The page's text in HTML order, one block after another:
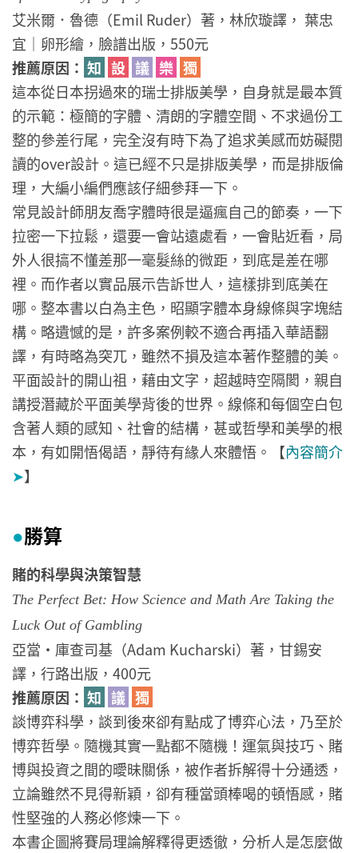
艾米爾．魯德（Emil Ruder）著，林欣璇譯， 葉忠
宜｜卵形繪，臉譜出版，550元
推薦原因： 知 設 議 樂 獨
這本從日本拐過來的瑞士排版美學，自身就是最本質
的示範：極簡的字體、清朗的字體空間、不求過份工
整的參差行尾，完全沒有時下為了追求美感而妨礙閱
讀的over設計。這已經不只是排版美學，而是排版倫
理，大編小編們應該仔細參拜一下。
常見設計師朋友喬字體時很是逼瘋自己的節奏，一下
拉密一下拉鬆，還要一會站遠處看，一會貼近看，局
外人很搞不懂差那一毫髮絲的微距，到底是差在哪
裡。而作者以實品展示告訴世人，這樣排到底美在
哪。整本書以白為主色，昭顯字體本身線條與字塊結
構。略遺憾的是，許多案例較不適合再插入華語翻
譯，有時略為突兀，雖然不損及這本著作整體的美。
平面設計的開山祖，藉由文字，超越時空隔閡，親自
講授潛藏於平面美學背後的世界。線條和每個空白包
含著人類的感知、社會的結構，甚或哲學和美學的根
本，有如開悟偈語，靜待有緣人來體悟。【內容簡介
➤】
●勝算
賭的科學與決策智慧
The Perfect Bet: How Science and Math Are Taking the
Luck Out of Gambling
亞當・庫查司基（Adam Kucharski）著，甘錫安
譯，行路出版，400元
推薦原因： 知 議 獨
談博弈科學，談到後來卻有點成了博弈心法，乃至於
博弈哲學。隨機其實一點都不隨機！運氣與技巧、賭
博與投資之間的曖昧關係，被作者拆解得十分通透，
立論雖然不見得新穎，卻有種當頭棒喝的頓悟感，賭
性堅強的人務必修煉一下。
本書企圖將賽局理論解釋得更透徹，分析人是怎麼做